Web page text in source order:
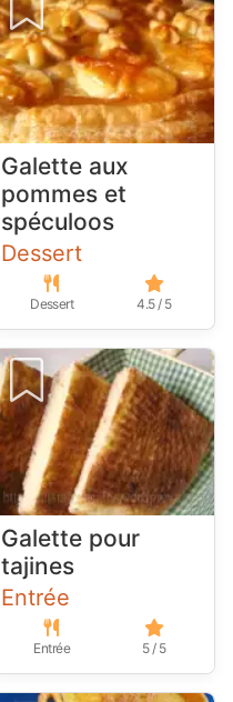
Galette aux
pommes et
spéculoos
Dessert
Dessert 4.5 / 5
Galette pour
tajines
Entrée
Entrée 5 / 5